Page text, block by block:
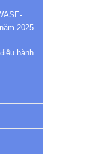
2025
hành